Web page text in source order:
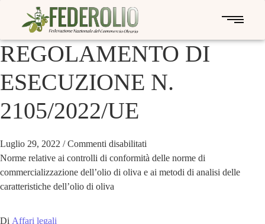
REGOLAMENTO DI
ESECUZIONE N.
2105/2022/UE
Luglio 29, 2022 / Commenti disabilitati
Norme relative ai controlli di conformità delle norme di
commercializzazione dell’olio di oliva e ai metodi di analisi delle
caratteristiche dell’olio di oliva
Di Affari legali